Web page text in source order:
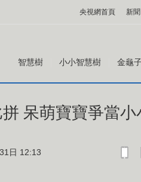
央視網首頁 新聞
智慧樹 小小智慧樹 金龜
呆萌寶寶爭當小
日 12:13